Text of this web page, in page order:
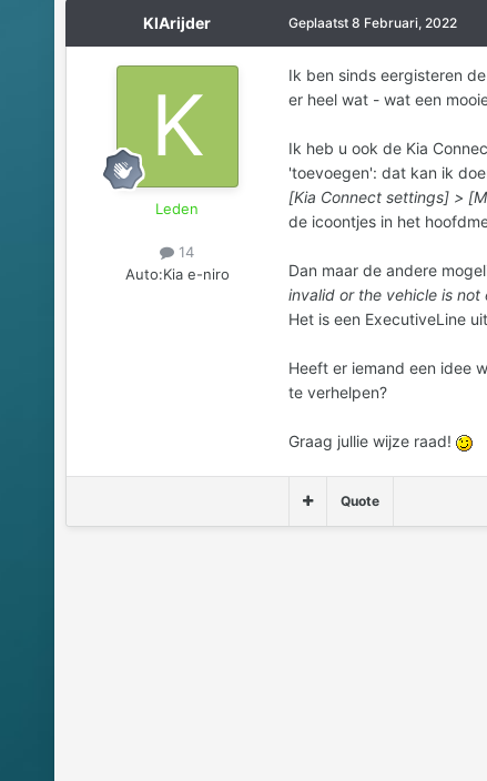
KIArijder
Leden
14
Auto:Kia e-niro
Geplaatst 8 Februari, 2022
Ik ben sinds eergisteren
er heel wat - wat een
Ik heb u ook de Kia
'toevoegen': dat kan ik
[Kia Connect settings] >
de icoontjes in het
Dan maar de andere
invalid or the vehicle is not
Het is een ExecutiveLine
Heeft er iemand een idee
te verhelpen?
Graag jullie wijze raad!
Quote